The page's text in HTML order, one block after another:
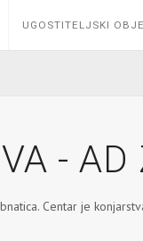
UGOSTITELJSKI
- AD
Centar je